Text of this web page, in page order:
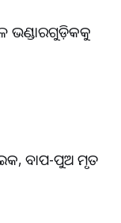
ଭଣ୍ଡାରଗୁଡ଼ିକକୁ
ବାପ-ପୁଅ ମୃତ